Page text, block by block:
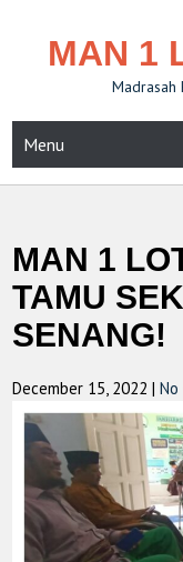
MAN 1
Madrasah
Menu
MAN 1
TAMU
SENANG!
December 15, 2022 |No